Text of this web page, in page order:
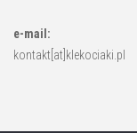
e-mail:
kontakt[at]klekociaki.pl